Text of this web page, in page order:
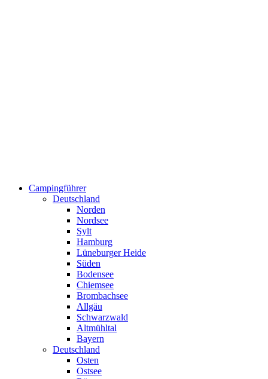
Campingführer
Deutschland
Norden
Nordsee
Sylt
Hamburg
Lüneburger Heide
Süden
Bodensee
Chiemsee
Brombachsee
Allgäu
Schwarzwald
Altmühltal
Bayern
Deutschland
Osten
Ostsee